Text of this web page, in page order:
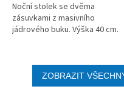
Noční stolek se dvěma
zásuvkami z masivního
jádrového buku. Výška 40 cm.
ZOBRAZIT